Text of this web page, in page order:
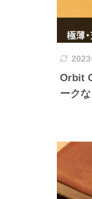
2023
Orbit
ーク